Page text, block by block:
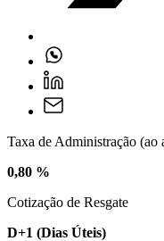
Taxa de Administração (ao
0,80 %
Cotização de Resgate
D+1 (Dias Úteis)